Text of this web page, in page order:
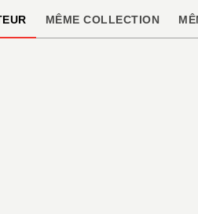
MÊME COLLECTION